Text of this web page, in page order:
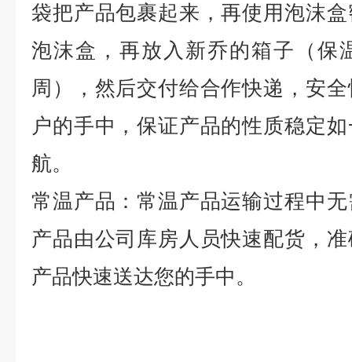
袋把产品包裹起来，再使用泡沫
泡沫盒，再放入新乔的箱子（保
周），然后交付给合作快递，安
户的手中，保证产品的性质稳定
航。
常温产品：常温产品运输过程中
产品由公司库房人员快速配货，
产品快速送达您的手中。